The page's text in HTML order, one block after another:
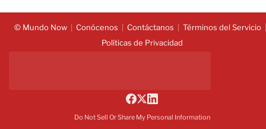
© Mundo Now Conócenos Contáctanos
Términos del Servicio
Políticas de Privacidad
Do Not Sell Or Share My Personal Information